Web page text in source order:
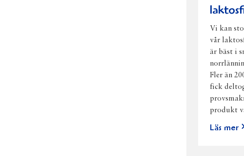
Vi kan
vår
är bäst i
Fler än
fick
produkt
Läs mer